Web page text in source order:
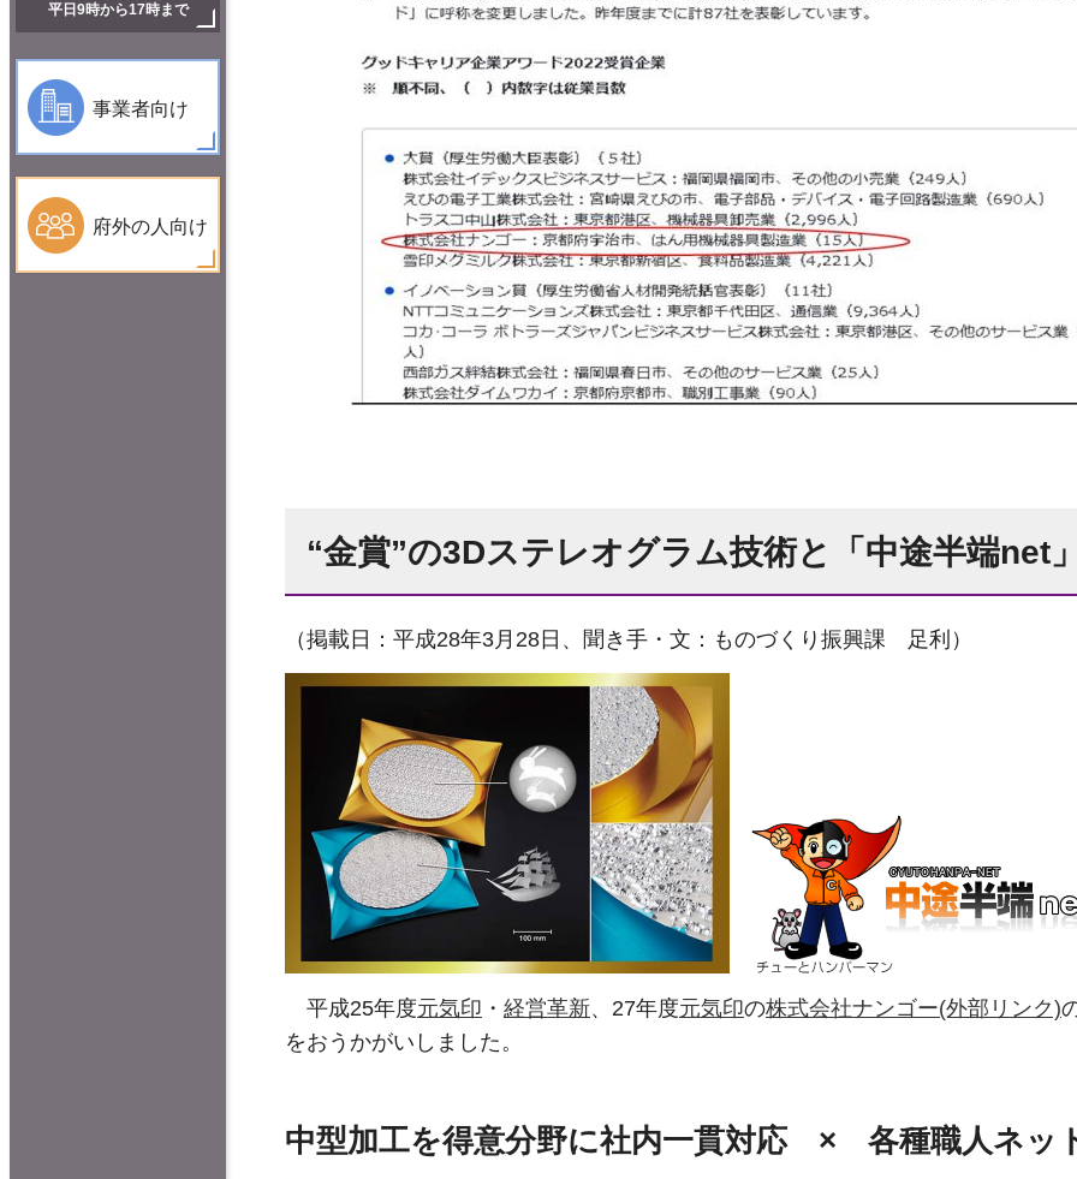
平日9時から17時まで
事業者向け
府外の人向け
“金賞”の3Dステレオグラム技術と「中途半端net
（掲載日：平成28年3月28日、聞き手・文：ものづくり振興課 足利）
平成25年度元気印 ・ 経営革新、27年度元気印の株式会社ナンゴー(外部リンク)
をおうかがいしました。
中型加工を得意分野に社内一貫対応 × 各種職人ネッ